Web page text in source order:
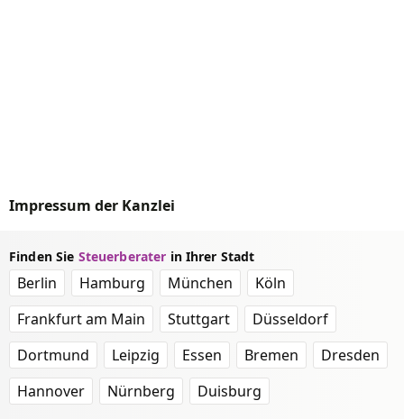
Impressum der Kanzlei
Finden Sie Steuerberater in Ihrer Stadt
Berlin Hamburg München
Köln
Frankfurt am Main
Stuttgart
Düsseldorf
Dortmund
Leipzig Essen Bremen
Dresden
Hannover
Nürnberg Duisburg